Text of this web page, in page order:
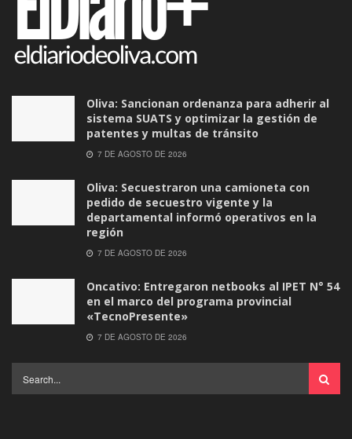
Oliva: Sancionan ordenanza para adherir al
sistema SUATS y optimizar la gestión de
patentes y multas de tránsito
7 DE AGOSTO DE 2026
Oliva: Secuestraron una camioneta con
pedido de secuestro vigente y la
departamental informó operativos en la
región
7 DE AGOSTO DE 2026
Oncativo: Entregaron netbooks al IPET N° 54
en el marco del programa provincial
«TecnoPresente»
7 DE AGOSTO DE 2026